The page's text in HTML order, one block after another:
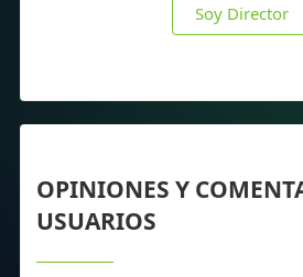
Soy Director
OPINIONES Y
USUARIOS